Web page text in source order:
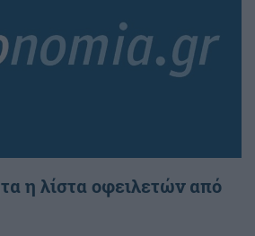
η λίστα οφειλετών από